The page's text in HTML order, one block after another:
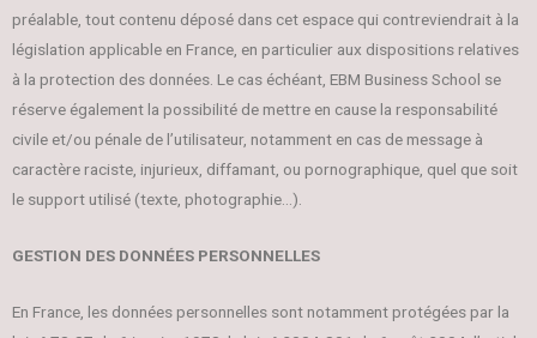
préalable, tout contenu déposé dans cet espace qui contreviendrait à la
législation applicable en France, en particulier aux dispositions relatives
à la protection des données. Le cas échéant, EBM Business School se
réserve également la possibilité de mettre en cause la responsabilité
civile et/ou pénale de l’utilisateur, notamment en cas de message à
caractère raciste, injurieux, diffamant, ou pornographique, quel que soit
le support utilisé (texte, photographie…).
GESTION DES DONNÉES PERSONNELLES
En France, les données personnelles sont notamment protégées par la